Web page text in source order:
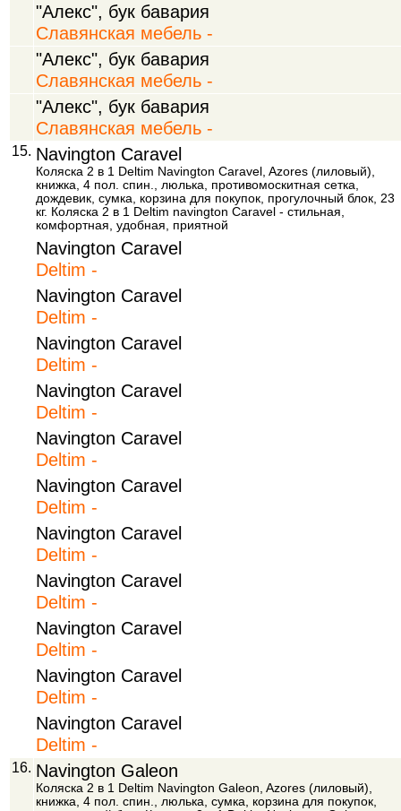
"Алекс", бук бавария
Славянская мебель -
"Алекс", бук бавария
Славянская мебель -
"Алекс", бук бавария
Славянская мебель -
15. Navington Caravel
Коляска 2 в 1 Deltim Navington Caravel, Azores (лиловый),
книжка, 4 пол. спин., люлька, противомоскитная cетка,
дождевик, сумка, корзина для покупок, прогулочный блок, 23
кг. Коляска 2 в 1 Deltim navington Caravel - стильная,
комфортная, удобная, приятной
Navington Caravel
Deltim -
Navington Caravel
Deltim -
Navington Caravel
Deltim -
Navington Caravel
Deltim -
Navington Caravel
Deltim -
Navington Caravel
Deltim -
Navington Caravel
Deltim -
Navington Caravel
Deltim -
Navington Caravel
Deltim -
Navington Caravel
Deltim -
Navington Caravel
Deltim -
16. Navington Galeon
Коляска 2 в 1 Deltim Navington Galeon, Azores (лиловый),
книжка, 4 пол. спин., люлька, сумка, корзина для покупок,